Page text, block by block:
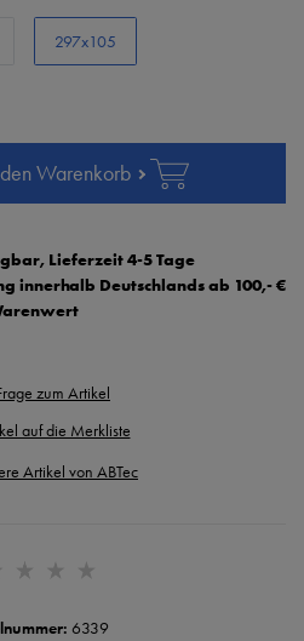
6339
297x105
Warenkorb
Lieferzeit 4-5 Tage
innerhalb Deutschlands ab 100,- €
zum Artikel
Artikel von ABTec